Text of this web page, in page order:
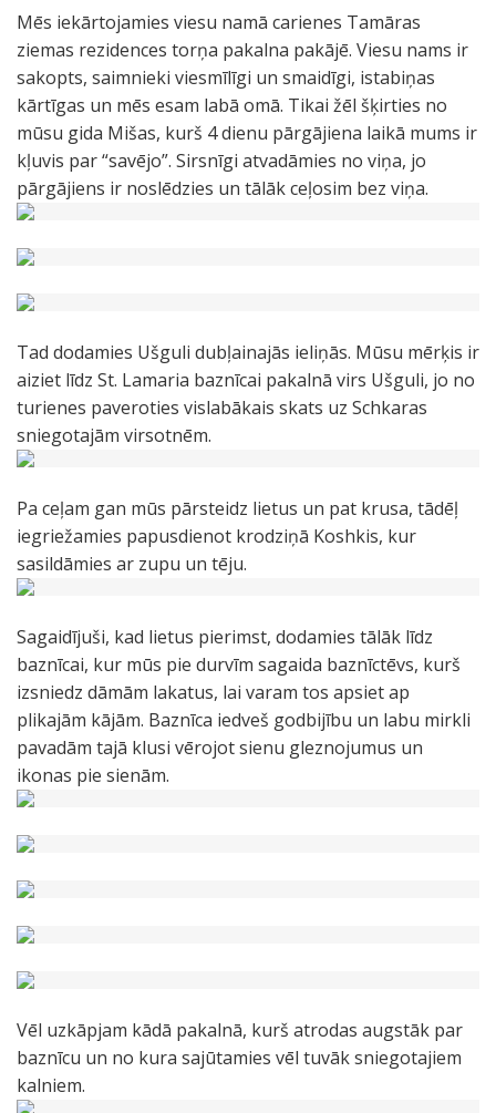
Mēs iekārtojamies viesu namā carienes Tamāras
ziemas rezidences torņa pakalna pakājē. Viesu nams ir
sakopts, saimnieki viesmīlīgi un smaidīgi, istabiņas
kārtīgas un mēs esam labā omā. Tikai žēl šķirties no
mūsu gida Mišas, kurš 4 dienu pārgājiena laikā mums ir
kļuvis par “savējo”. Sirsnīgi atvadāmies no viņa, jo
pārgājiens ir noslēdzies un tālāk ceļosim bez viņa.
Tad dodamies Ušguli dubļainajās ieliņās. Mūsu mērķis ir
aiziet līdz St. Lamaria baznīcai pakalnā virs Ušguli, jo no
turienes paveroties vislabākais skats uz Schkaras
sniegotajām virsotnēm.
Pa ceļam gan mūs pārsteidz lietus un pat krusa, tādēļ
iegriežamies papusdienot krodziņā Koshkis, kur
sasildāmies ar zupu un tēju.
Sagaidījuši, kad lietus pierimst, dodamies tālāk līdz
baznīcai, kur mūs pie durvīm sagaida baznīctēvs, kurš
izsniedz dāmām lakatus, lai varam tos apsiet ap
plikajām kājām. Baznīca iedveš godbijību un labu mirkli
pavadām tajā klusi vērojot sienu gleznojumus un
ikonas pie sienām.
Vēl uzkāpjam kādā pakalnā, kurš atrodas augstāk par
baznīcu un no kura sajūtamies vēl tuvāk sniegotajiem
kalniem.